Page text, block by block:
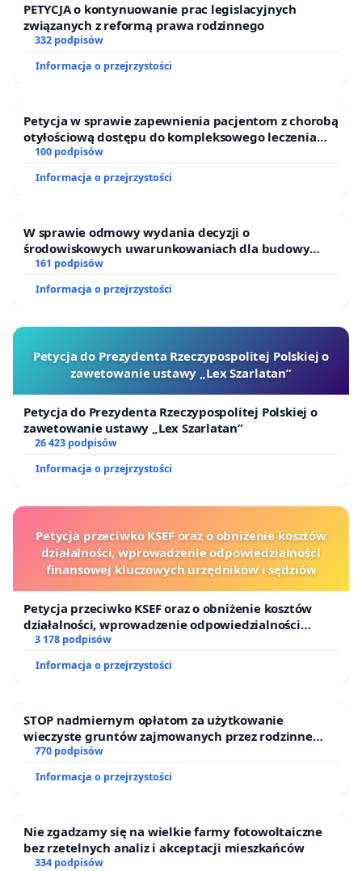
PETYCJA o kontynuowanie prac legislacyjnych
związanych z reformą prawa rodzinnego
332 podpisów
Informacja o przejrzystości
Petycja w sprawie zapewnienia pacjentom z chorobą
otyłościową dostępu do kompleksowego leczenia
oraz programów profilaktycznych.
100 podpisów
Informacja o przejrzystości
W sprawie odmowy wydania decyzji o
środowiskowych uwarunkowaniach dla budowy
zakładu wytwarzania biometanu „Krynki” w
Ostrowiu Południowym oraz ochrony mieszkańców i
Puszczy Knyszyńskiej
161 podpisów
Informacja o przejrzystości
Petycja do Prezydenta Rzeczypospolitej Polskiej o
zawetowanie ustawy „Lex Szarlatan”
Petycja do Prezydenta Rzeczypospolitej Polskiej o
zawetowanie ustawy „Lex Szarlatan”
26 423 podpisów
Informacja o przejrzystości
Petycja przeciwko KSEF oraz o obniżenie kosztów
działalności, wprowadzenie odpowiedzialności
finansowej kluczowych urzędników i sędziów
Petycja przeciwko KSEF oraz o obniżenie kosztów
działalności, wprowadzenie odpowiedzialności
finansowej kluczowych urzędników i sędziów
3 178 podpisów
Informacja o przejrzystości
STOP nadmiernym opłatom za użytkowanie
wieczyste gruntów zajmowanych przez rodzinne
ogrody działkowe.
770 podpisów
Informacja o przejrzystości
Nie zgadzamy się na wielkie farmy fotowoltaiczne
bez rzetelnych analiz i akceptacji mieszkańców
334 podpisów